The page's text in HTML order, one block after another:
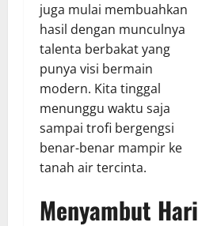
juga mulai membuahkan
hasil dengan munculnya
talenta berbakat yang
punya visi bermain
modern. Kita tinggal
menunggu waktu saja
sampai trofi bergengsi
benar-benar mampir ke
tanah air tercinta.
Menyambut Hari